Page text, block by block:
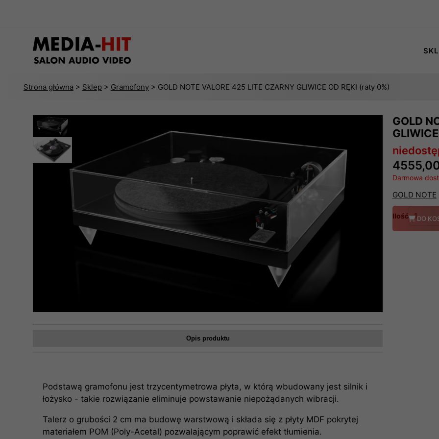
Strona główna> Sklep> Gramofony> GOLD NOTE VALORE 425 LITE CZARNY GLIWICE OD RĘKI (raty 0%)
GOLD
Darmowa
GOLD NOTE
Ilość DO
Opis produktu
Podstawą gramofonu jest trzycentymetrowa płyta, w którą wbudowany jest silnik i
łożysko - takie rozwiązanie eliminuje powstawanie niepożądanych wibracji.
Talerz o grubości 2 cm ma budowę warstwową i składa się z płyty MDF pokrytej
materiałem POM (Poly-Acetal) pozwalającym poprawić efekt tłumienia.